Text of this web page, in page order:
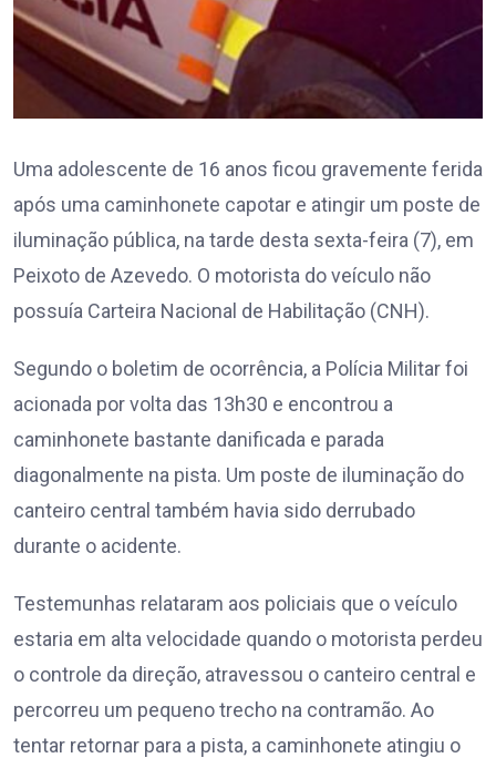
Uma adolescente de 16 anos ficou gravemente ferida
após uma caminhonete capotar e atingir um poste de
iluminação pública, na tarde desta sexta-feira (7), em
Peixoto de Azevedo. O motorista do veículo não
possuía Carteira Nacional de Habilitação (CNH).
Segundo o boletim de ocorrência, a Polícia Militar foi
acionada por volta das 13h30 e encontrou a
caminhonete bastante danificada e parada
diagonalmente na pista. Um poste de iluminação do
canteiro central também havia sido derrubado
durante o acidente.
Testemunhas relataram aos policiais que o veículo
estaria em alta velocidade quando o motorista perdeu
o controle da direção, atravessou o canteiro central e
percorreu um pequeno trecho na contramão. Ao
tentar retornar para a pista, a caminhonete atingiu o